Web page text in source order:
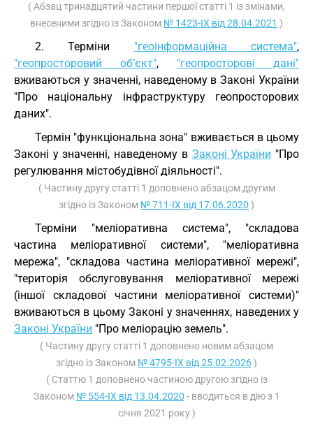
( Абзац тринадцятий частини першої статті 1 із змінами,
внесеними згідно із Законом № 1423-IX від 28.04.2021 )
2. Терміни "геоінформаційна система",
"геопросторовий об’єкт", "геопросторові дані"
вживаються у значенні, наведеному в Законі України
"Про національну інфраструктуру геопросторових
даних".
Термін "функціональна зона" вживається в цьому
Законі у значенні, наведеному в Законі України "Про
регулювання містобудівної діяльності".
( Частину другу статті 1 доповнено абзацом другим
згідно із Законом № 711-IX від 17.06.2020 )
Терміни "меліоративна система", "складова
частина меліоративної системи", "меліоративна
мережа", "складова частина меліоративної мережі",
"територія обслуговування меліоративної мережі
(іншої складової частини меліоративної системи)"
вживаються в цьому Законі у значеннях, наведених у
Законі України "Про меліорацію земель".
( Частину другу статті 1 доповнено новим абзацом
згідно із Законом № 4795-IX від 25.02.2026)
( Статтю 1 доповнено частиною другою згідно із
Законом № 554-IX від 13.04.2020 - вводиться в дію з 1
січня 2021 року )